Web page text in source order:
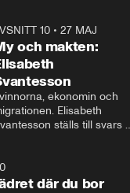
10 •27 MAJ
och makten:
ekonomin och
Elisabeth
ställs till svars
där du bor